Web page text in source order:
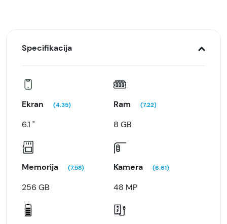
Specifikacija
Ekran (4.35)
6.1 "
Ram (7.22)
8 GB
Memorija (7.58)
256 GB
Kamera (6.61)
48 MP